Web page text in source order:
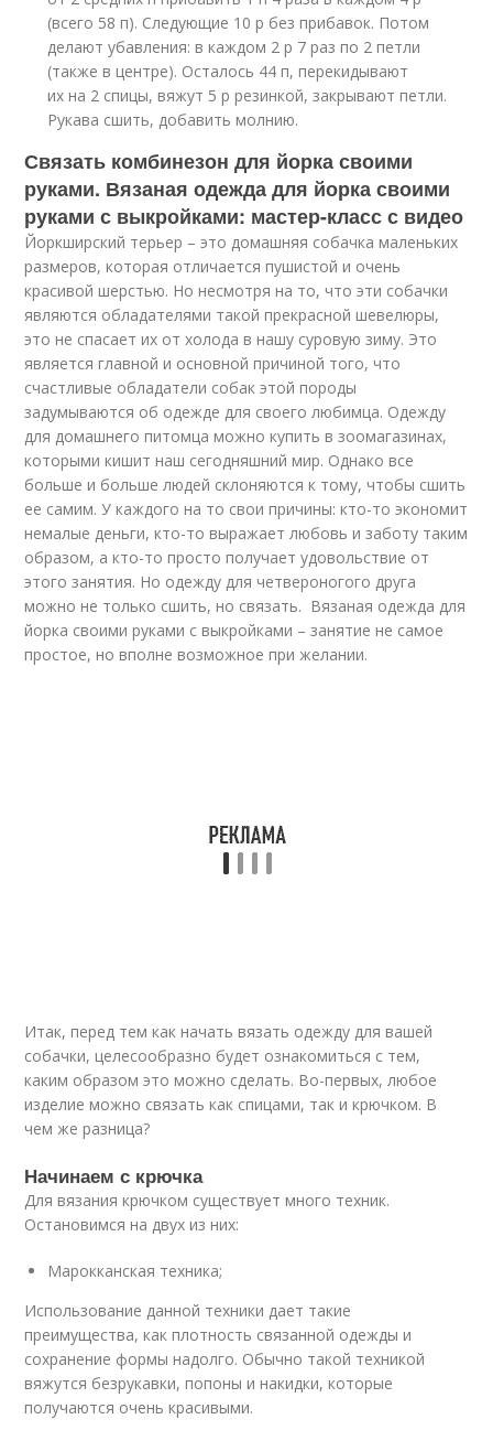
(всего 58 п). Следующие 10 р без прибавок. Потом
делают убавления: в каждом 2 р 7 раз по 2 петли
(также в центре). Осталось 44 п, перекидывают
их на 2 спицы, вяжут 5 р резинкой, закрывают петли.
Рукава сшить, добавить молнию.
Связать комбинезон для йорка своими
руками. Вязаная одежда для йорка своими
руками с выкройками: мастер-класс с видео
Йоркширский терьер – это домашняя собачка маленьких
размеров, которая отличается пушистой и очень
красивой шерстью. Но несмотря на то, что эти собачки
являются обладателями такой прекрасной шевелюры,
это не спасает их от холода в нашу суровую зиму. Это
является главной и основной причиной того, что
счастливые обладатели собак этой породы
задумываются об одежде для своего любимца. Одежду
для домашнего питомца можно купить в зоомагазинах,
которыми кишит наш сегодняшний мир. Однако все
больше и больше людей склоняются к тому, чтобы сшить
ее самим. У каждого на то свои причины: кто-то экономит
немалые деньги, кто-то выражает любовь и заботу таким
образом, а кто-то просто получает удовольствие от
этого занятия. Но одежду для четвероногого друга
можно не только сшить, но связать. Вязаная одежда для
йорка своими руками с выкройками – занятие не самое
простое, но вполне возможное при желании.
Итак, перед тем как начать вязать одежду для вашей
собачки, целесообразно будет ознакомиться с тем,
каким образом это можно сделать. Во-первых, любое
изделие можно связать как спицами, так и крючком. В
чем же разница?
Начинаем с крючка
Для вязания крючком существует много техник.
Остановимся на двух из них:
Марокканская техника;
Использование данной техники дает такие
преимущества, как плотность связанной одежды и
сохранение формы надолго. Обычно такой техникой
вяжутся безрукавки, попоны и накидки, которые
получаются очень красивыми.